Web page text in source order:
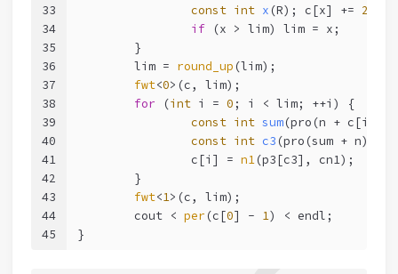
33
34
35
36
37
38
39
40
41
42
43
44
45
const int x (R) ; c[x] += 2
if (x > lim) lim = x;
	}
	lim =
round_up (lim);
fwt<0>(c, lim);
for (int i = 0 ; i < lim; ++i) {
const int sum(pro(n + c[i]))
const int c3 (pro(sum + n) >>
		c[i] =
n1(p3[c3], cn1);
	}
fwt<1>(c, lim);
	cout <
per (c[0] - 1) < endl;
}